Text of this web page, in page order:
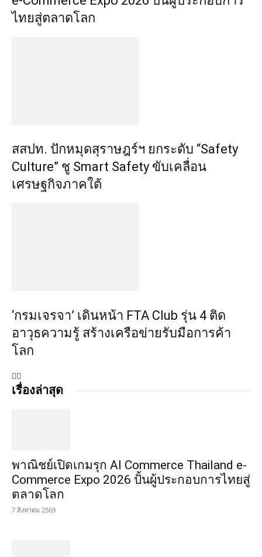
ไทยสู่ตลาดโลก
สสปท. ปักหมุดสุราษฎร์ฯ ยกระดับ “Safety
Culture” ชู Smart Safety ขับเคลื่อน
เศรษฐกิจภาคใต้
‘กรมเจรจา’ เดินหน้า FTA Club รุ่น 4 ติด
อาวุธความรู้ สร้างเครือข่ายรับมือการค้า
โลก
เรื่องล่าสุด
พาณิชย์เปิดเกมรุก AI Commerce Thailand e-
Commerce Expo 2026 ปั้นผู้ประกอบการไทยสู่
ตลาดโลก
7 สิงหาคม 2569